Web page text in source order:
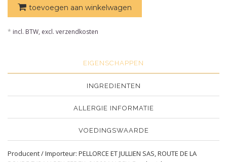
toevoegen aan winkelwagen
* incl. BTW, excl. verzendkosten
EIGENSCHAPPEN
INGREDIENTEN
ALLERGIE INFORMATIE
VOEDINGSWAARDE
Producent / Importeur: PELLORCE ET JULLIEN SAS, ROUTE DE LA